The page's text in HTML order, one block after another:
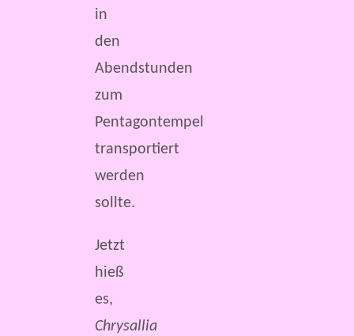
in
den
Abendstunden
zum
Pentagontempel
transportiert
werden
sollte.
Jetzt
hieß
es,
Chrysallia